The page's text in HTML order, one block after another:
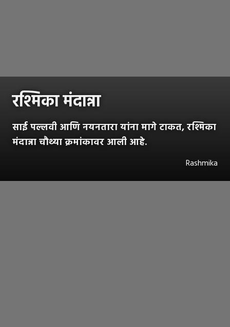
रश्मिका मंदान्ना
साई पल्लवी आणि नयनतारा यांना मागे टाकत, रश्मिका
मंदान्ना चौथ्या क्रमांकावर आली आहे.
Rashmika